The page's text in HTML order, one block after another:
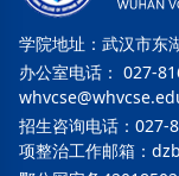
学院地址：武汉市东
办公室电话： 027-
招生咨询电话：
项整治工作邮箱：